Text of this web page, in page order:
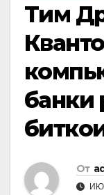
Тим
банки
От